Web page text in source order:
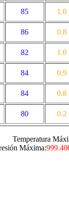
85
1.0
86
0.8
82
1.0
84
0.9
84
0.8
80 0.2
Temperatura
Máxima: